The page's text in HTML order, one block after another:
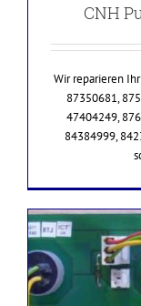
CNH
Wir reparieren
87350681,
47404249,
84384999,